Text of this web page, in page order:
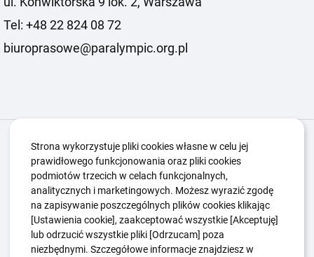
Tel: +48 22 824 08 72
biuroprasowe@paralympic.org.pl
Igrzyska Paralimpijskie O nas
Kwalifikacje ZSK
Kluby Aktualności
Edukacja
Guttmanny Kontakt
Polityka Ochrony Dzieci
Sygnaliści
Strona wykorzystuje pliki cookies własne w celu jej
prawidłowego funkcjonowania oraz pliki cookies
podmiotów trzecich w celach funkcjonalnych,
analitycznych i marketingowych. Możesz wyrazić zgodę
na zapisywanie poszczególnych plików cookies klikając
[Ustawienia cookie], zaakceptować wszystkie [Akceptuję]
lub odrzucić wszystkie pliki [Odrzucam] poza
niezbędnymi. Szczegółowe informacje znajdziesz w